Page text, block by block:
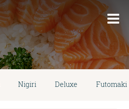
Nigiri Deluxe Futomaki